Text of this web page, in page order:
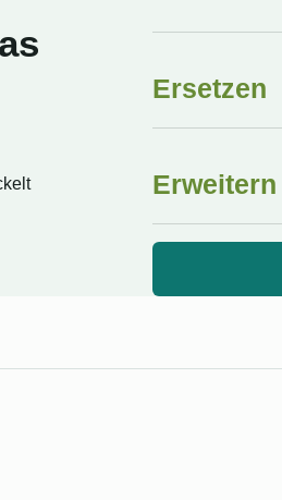
Ersetzen
Erweitern